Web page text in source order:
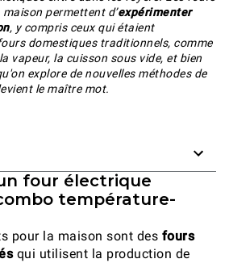
permettent d’expérimenter
, y compris ceux qui étaient
domestiques traditionnels, comme
vapeur, la cuisson sous vide, et bien
explore de nouvelles méthodes de
le maître mot.
four électrique
température-
pour la maison sont des fours
qui utilisent la production de